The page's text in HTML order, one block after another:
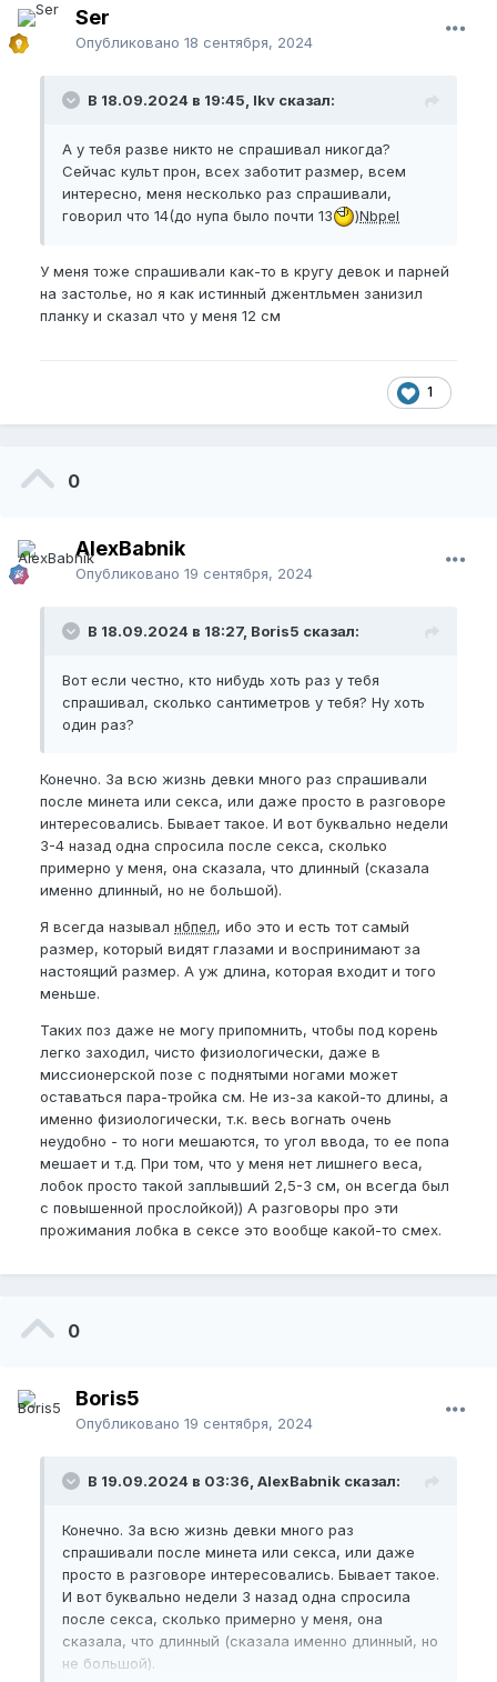
Ser
Опубликовано 18 сентября, 2024
В 18.09.2024 в 19:45, lkv сказал:
А у тебя разве никто не спрашивал никогда?
Сейчас культ прон, всех заботит размер, всем
интересно, меня несколько раз спрашивали,
говорил что 14(до нупа было почти 13
)Nbpel
У меня тоже спрашивали как-то в кругу девок и парней
на застолье, но я как истинный джентльмен занизил
планку и сказал что у меня 12 см
1
0
AlexBabnik
Опубликовано 19 сентября, 2024
В 18.09.2024 в 18:27, Boris5 сказал:
Вот если честно, кто нибудь хоть раз у тебя
спрашивал, сколько сантиметров у тебя? Ну хоть
один раз?
Конечно. За всю жизнь девки много раз спрашивали
после минета или секса, или даже просто в разговоре
интересовались. Бывает такое. И вот буквально недели
3-4 назад одна спросила после секса, сколько
примерно у меня, она сказала, что длинный (сказала
именно длинный, но не большой).
Я всегда называл нбпел, ибо это и есть тот самый
размер, который видят глазами и воспринимают за
настоящий размер. А уж длина, которая входит и того
меньше.
Таких поз даже не могу припомнить, чтобы под корень
легко заходил, чисто физиологически, даже в
миссионерской позе с поднятыми ногами может
оставаться пара-тройка см. Не из-за какой-то длины, а
именно физиологически, т.к. весь вогнать очень
неудобно - то ноги мешаются, то угол ввода, то ее попа
мешает и т.д. При том, что у меня нет лишнего веса,
лобок просто такой заплывший 2,5-3 см, он всегда был
с повышенной прослойкой)) А разговоры про эти
прожимания лобка в сексе это вообще какой-то смех.
0
Boris5
Опубликовано 19 сентября, 2024
В 19.09.2024 в 03:36, AlexBabnik сказал:
Конечно. За всю жизнь девки много раз
спрашивали после минета или секса, или даже
просто в разговоре интересовались. Бывает такое.
И вот буквально недели 3 назад одна спросила
после секса, сколько примерно у меня, она
сказала, что длинный (сказала именно длинный, но
не большой).